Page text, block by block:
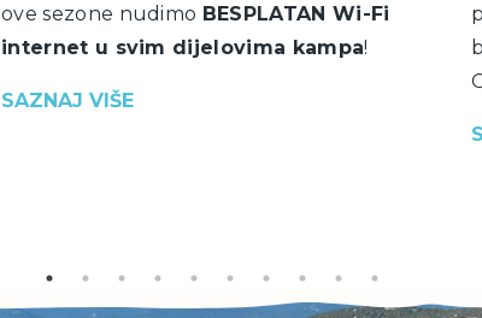
ove sezone nudimo BESPLATAN Wi-Fi
internet u svim dijelovima kampa!
SAZNAJ VIŠE